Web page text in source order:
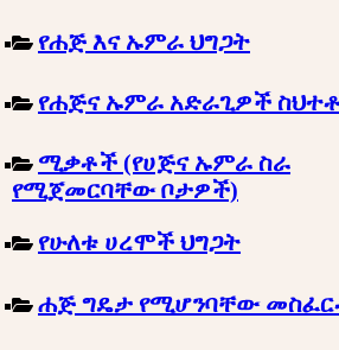
የሐጅ እና ኡምራ ህግጋት
የሐጅና ኡምራ አድራጊዎች
ሚቃቶች (የሀጅና ኡምራ ስራ
የሚጀመርባቸው ቦታዎች)
የሁለቱ ሀረሞች ህግጋት
ሐጅ ግዴታ የሚሆንባቸው